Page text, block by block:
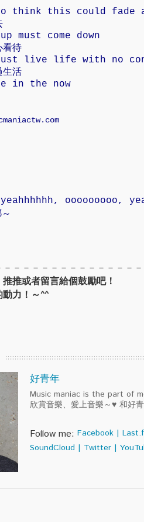
think this could fade
must come down
看待
live life with no
生活
in the now
ooooooooo,
－－－－－－－－－－－－－－
推或者留言給個鼓勵吧！
力！～^^
好青年
Music maniac is the part of
欣賞音樂、愛上音樂～♥ 和好
Follow me: Facebook |
SoundCloud | Twitter |